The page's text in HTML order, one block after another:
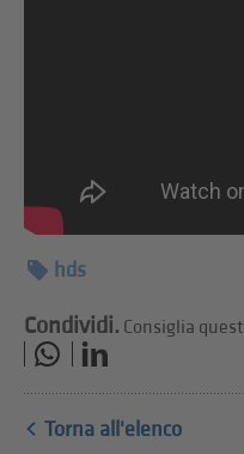
hds
Condividi. Consiglia
Torna all'elenco